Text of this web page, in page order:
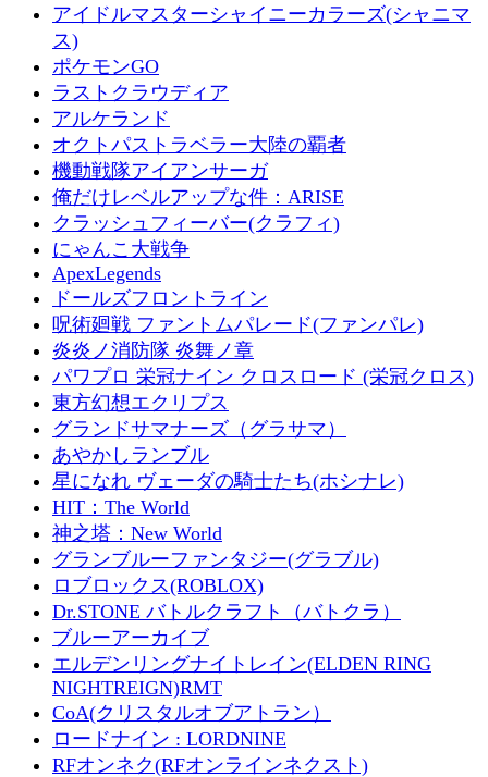
アイドルマスターシャイニーカラーズ(シャニマ
ス)
ポケモンGO
ラストクラウディア
アルケランド
オクトパストラベラー大陸の覇者
機動戦隊アイアンサーガ
俺だけレベルアップな件：ARISE
クラッシュフィーバー(クラフィ)
にゃんこ大戦争
ApexLegends
ドールズフロントライン
呪術廻戦 ファントムパレード(ファンパレ)
炎炎ノ消防隊 炎舞ノ章
パワプロ 栄冠ナイン クロスロード (栄冠クロス)
東方幻想エクリプス
グランドサマナーズ（グラサマ）
あやかしランブル
星になれ ヴェーダの騎士たち(ホシナレ)
HIT：The World
神之塔：New World
グランブルーファンタジー(グラブル)
ロブロックス(ROBLOX)
Dr.STONE バトルクラフト（バトクラ）
ブルーアーカイブ
エルデンリングナイトレイン(ELDEN RING
NIGHTREIGN)RMT
CoA(クリスタルオブアトラン）
ロードナイン : LORDNINE
RFオンネク(RFオンラインネクスト)